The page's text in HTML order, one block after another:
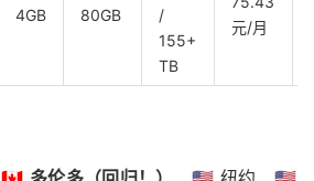
4GB 80GB
/
155+
TB
元/月